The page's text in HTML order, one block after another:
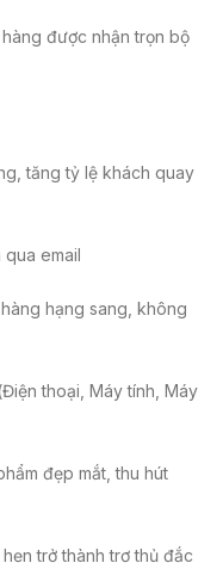
hàng được nhận trọn bộ
tăng tỷ lệ khách quay
email
hạng sang, không
thoại, Máy tính, Máy
đẹp mắt, thu hút
trở thành trợ thủ đắc